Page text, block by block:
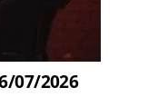
07/2026